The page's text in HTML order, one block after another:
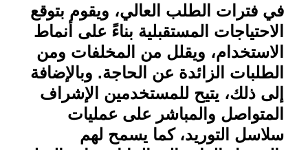
في فترات الطلب العالي، ويقوم بتوقع
الاحتياجات المستقبلية بناءً على أنماط
الاستخدام، ويقلل من المخلفات ومن
الطلبات الزائدة عن الحاجة. وبالإضافة
إلى ذلك، يتيح للمستخدمين الإشراف
المتواصل والمباشر على عمليات
سلاسل التوريد، كما يسمح لهم